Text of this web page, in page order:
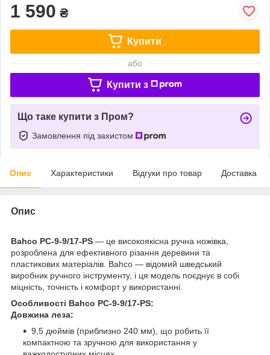
1 590 ₴
Купити
або
Купити з
Що таке купити з Пром?
Замовлення під захистом
Опис Характеристики Відгуки про товар Доставка
Опис
Bahco PC-9-9/17-PS — це високоякісна ручна ножівка,
розроблена для ефективного різання деревини та
пластикових матеріалів. Bahco — відомий шведський
виробник ручного інструменту, і ця модель поєднує в собі
міцність, точність і комфорт у використанні.
Особливості Bahco PC-9-9/17-PS:
Довжина леза:
9,5 дюймів (приблизно 240 мм), що робить її
компактною та зручною для використання у